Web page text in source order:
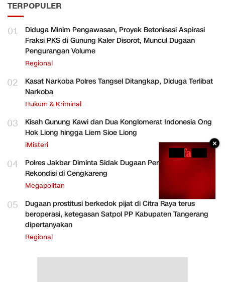
TERPOPULER
01
Diduga Minim Pengawasan, Proyek Betonisasi Aspirasi
Fraksi PKS di Gunung Kaler Disorot, Muncul Dugaan
Pengurangan Volume
Regional
02
Kasat Narkoba Polres Tangsel Ditangkap, Diduga Terlibat
Narkoba
Hukum & Kriminal
03
Kisah Gunung Kawi dan Dua Konglomerat Indonesia Ong
Hok Liong hingga Liem Sioe Liong
iMisteri
04
Polres Jakbar Diminta Sidak Dugaan Perakitan HP
Rekondisi di Cengkareng
Megapolitan
05
Dugaan prostitusi berkedok pijat di Citra Raya terus
beroperasi, ketegasan Satpol PP Kabupaten Tangerang
dipertanyakan
Regional
×